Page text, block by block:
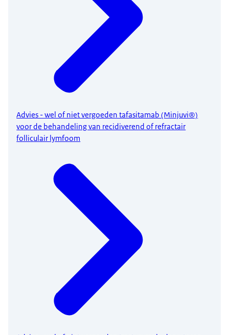
Advies - wel of niet vergoeden tafasitamab (Minjuvi®)
voor de behandeling van recidiverend of refractair
folliculair lymfoom